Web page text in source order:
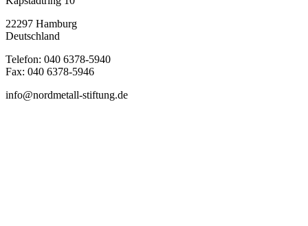
22297 Hamburg
Deutschland
Telefon: 040 6378-5940
Fax: 040 6378-5946
info@nordmetall-stiftung.de